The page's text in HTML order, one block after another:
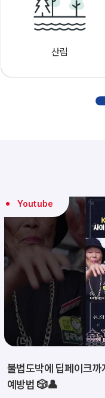
산림
Youtube
불법도박에 딥페이크
예방법 🎲👤